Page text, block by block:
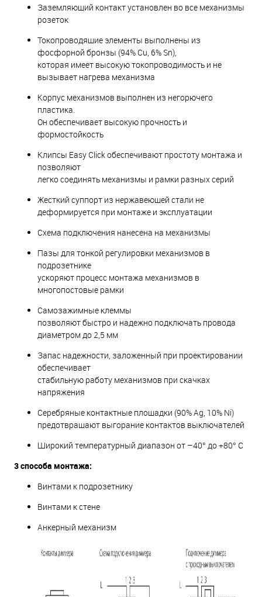
Заземляющий контакт установлен во все механизмы
розеток
Токопроводящие элементы выполнены из
фосфорной бронзы (94% Cu, 6% Sn),
которая имеет высокую токопроводимость и не
вызывает нагрева механизма
Корпус механизмов выполнен из негорючего
пластика.
Он обеспечивает высокую прочность и
формостойкость
Клипсы Easy Click обеспечивают простоту монтажа и
позволяют
легко соединять механизмы и рамки разных серий
Жесткий суппорт из нержавеющей стали не
деформируется при монтаже и эксплуатации
Схема подключения нанесена на механизмы
Пазы для тонкой регулировки механизмов в
подрозетнике
ускоряют процесс монтажа механизмов в
многопостовые рамки
Самозажимные клеммы
позволяют быстро и надежно подключать провода
диаметром до 2,5 мм
Запас надежности, заложенный при проектировании
обеспечивает
стабильную работу механизмов при скачках
напряжения
Серебряные контактные площадки (90% Ag, 10% Ni)
предотвращают выгорание контактов выключателей
Широкий температурный диапазон от –40° до +80° С
3 способа монтажа:
Винтами к подрозетнику
Винтами к стене
Анкерный механизм